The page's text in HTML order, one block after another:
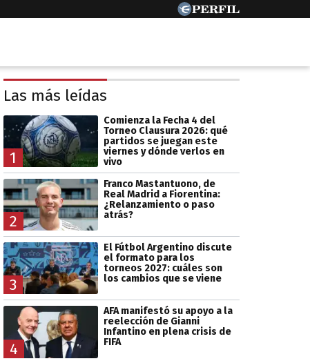
Las más leídas
1
Comienza la Fecha 4 del
Torneo Clausura 2026: qué
partidos se juegan este
viernes y dónde verlos en
vivo
2
Franco Mastantuono, de
Real Madrid a Fiorentina:
¿Relanzamiento o paso
atrás?
3
El Fútbol Argentino discute
el formato para los
torneos 2027: cuáles son
los cambios que se viene
4
AFA manifestó su apoyo a la
reelección de Gianni
Infantino en plena crisis de
FIFA